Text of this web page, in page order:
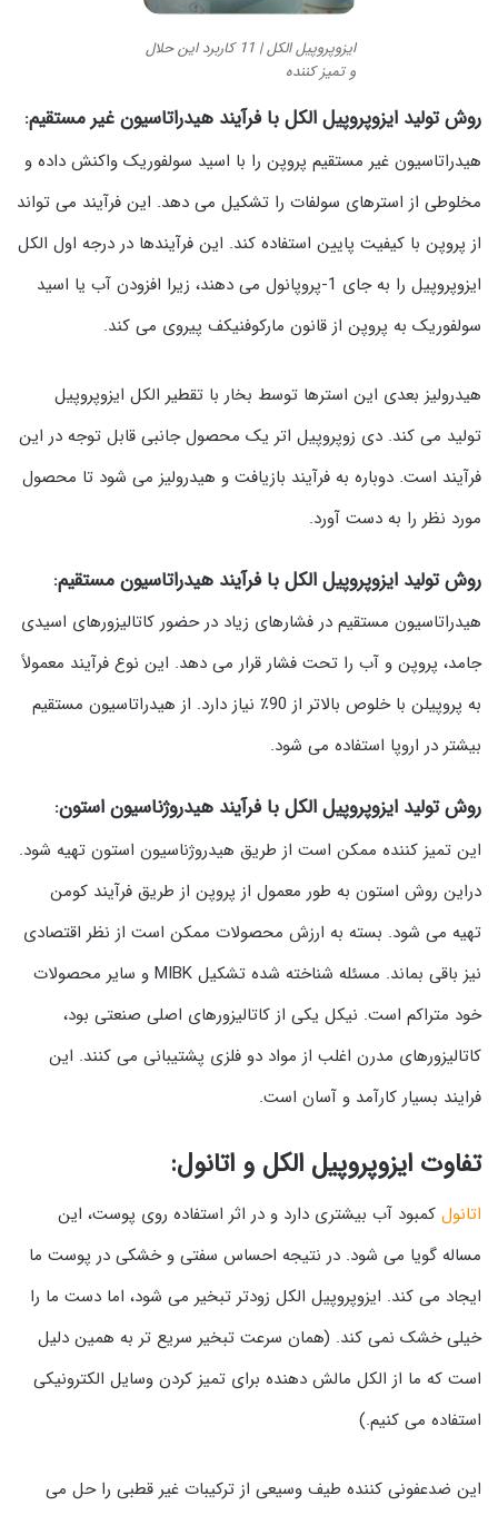
ایزوپروپیل الکل | 11 کاربرد این حلال
و تمیز کننده
روش تولید ایزوپروپیل الکل با فرآیند هیدراتاسیون غیر مستقیم:
هیدراتاسیون غیر مستقیم پروپن را با اسید سولفوریک واکنش داده و
مخلوطی از استرهای سولفات را تشکیل می دهد. این فرآیند می تواند
از پروپن با کیفیت پایین استفاده کند. این فرآیندها در درجه اول الکل
ایزوپروپیل را به جای 1-پروپانول می دهند، زیرا افزودن آب یا اسید
سولفوریک به پروپن از قانون مارکوفنیکف پیروی می کند.
هیدرولیز بعدی این استرها توسط بخار با تقطیر الکل ایزوپروپیل
تولید می کند. دی زوپروپیل اتر یک محصول جانبی قابل توجه در این
فرآیند است. دوباره به فرآیند بازیافت و هیدرولیز می شود تا محصول
مورد نظر را به دست آورد.
روش تولید ایزوپروپیل الکل با فرآیند هیدراتاسیون مستقیم:
هیدراتاسیون مستقیم در فشارهای زیاد در حضور کاتالیزورهای اسیدی
جامد، پروپن و آب را تحت فشار قرار می دهد. این نوع فرآیند معمولاً
به پروپیلن با خلوص بالاتر از 90٪ نیاز دارد. از هیدراتاسیون مستقیم
بیشتر در اروپا استفاده می شود.
روش تولید ایزوپروپیل الکل با فرآیند هیدروژناسیون استون:
این تمیز کننده ممکن است از طریق هیدروژناسیون استون تهیه شود.
دراین روش استون به طور معمول از پروپن از طریق فرآیند کومن
تهیه می شود. بسته به ارزش محصولات ممکن است از نظر اقتصادی
نیز باقی بماند. مسئله شناخته شده تشکیل MIBK و سایر محصولات
خود متراکم است. نیکل یکی از کاتالیزورهای اصلی صنعتی بود،
کاتالیزورهای مدرن اغلب از مواد دو فلزی پشتیبانی می کنند. این
فرایند بسیار کارآمد و آسان است.
تفاوت ایزوپروپیل الکل و اتانول:
اتانول کمبود آب بیشتری دارد و در اثر استفاده روی پوست، این
مساله گویا می شود. در نتیجه احساس سفتی و خشکی در پوست ما
ایجاد می کند. ایزوپروپیل الکل زودتر تبخیر می شود، اما دست ما را
خیلی خشک نمی کند. (همان سرعت تبخیر سریع تر به همین دلیل
است که ما از الکل مالش دهنده برای تمیز کردن وسایل الکترونیکی
استفاده می کنیم.)
این ضدعفونی کننده طیف وسیعی از ترکیبات غیر قطبی را حل می